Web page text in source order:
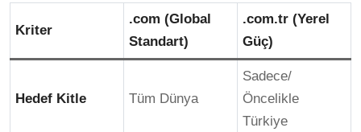
Kriter
.com (Global
Standart)
.com.tr (Yerel
Güç)
Hedef Kitle Tüm Dünya
Sadece/
Öncelikle
Türkiye